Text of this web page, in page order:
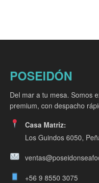
POSEIDÓN
Del mar a tu mesa. Somos
premium, con despacho
Casa Matriz:
Los Guindos 6050,
+56 9 8550 3075